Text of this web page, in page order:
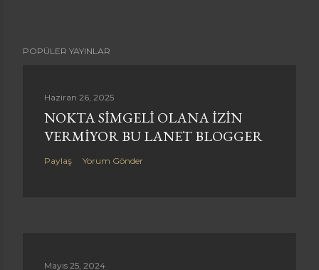
POPÜLER YAYINLAR
Haziran 26, 2025
NOKTA SIMGELI OLANA IZIN
VERMIYOR BU LANET BLOGGER
Paylaş Yorum Gönder
Mayıs 25, 2024